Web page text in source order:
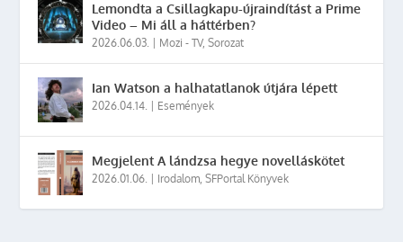
Lemondta a Csillagkapu-újraindítást a Prime
Video – Mi áll a háttérben?
2026.06.03. Mozi - TV,Sorozat
Ian Watson a halhatatlanok útjára lépett
2026.04.14. Események
Megjelent A lándzsa hegye novelláskötet
2026.01.06. Irodalom,SFPortal Könyvek